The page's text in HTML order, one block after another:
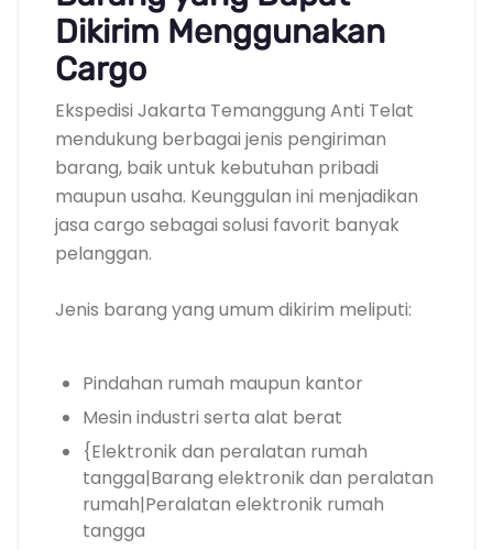
Dikirim Menggunakan
Cargo
Ekspedisi Jakarta Temanggung Anti Telat
mendukung berbagai jenis pengiriman
barang, baik untuk kebutuhan pribadi
maupun usaha. Keunggulan ini menjadikan
jasa cargo sebagai solusi favorit banyak
pelanggan.
Jenis barang yang umum dikirim meliputi:
Pindahan rumah maupun kantor
Mesin industri serta alat berat
{Elektronik dan peralatan rumah
tangga|Barang elektronik dan peralatan
rumah|Peralatan elektronik rumah
tangga